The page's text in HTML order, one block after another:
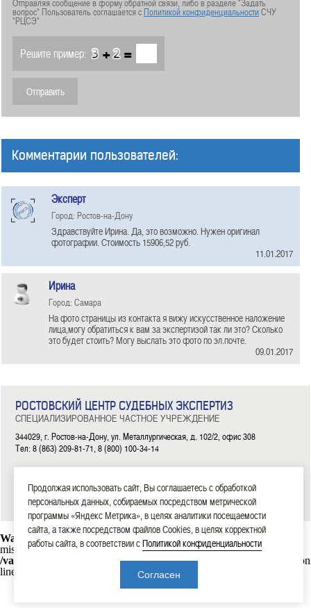
Отправляя сообщение в форму обратной связи, либо в разделе "Задать
вопрос" Пользователь соглашается сПолитикой конфиденциальностиСЧУ
"РЦСЭ"
Решите пример: + =
Комментарии пользователей:
Эксперт
Город: Ростов-на-Дону
Здравствуйте Ирина. Да, это возможно. Нужен оригинал
фотографии. Стоимость 15906,52 руб.
11.01.2017
Ирина
Город: Самара
На фото страницы из контакта я вижу искусственное наложение
лица,могу обратиться к вам за экспертизой так ли это? Сколько
это будет стоить? Могу выслать это фото по эл.почте.
09.01.2017
РОСТОВСКИЙ ЦЕНТР СУДЕБНЫХ ЭКСПЕРТИЗ
СПЕЦИАЛИЗИРОВАННОЕ ЧАСТНОЕ УЧРЕЖДЕНИЕ
344029, г. Ростов-на-Дону, ул. Металлургическая, д. 102/2, офис 308
Тел: 8 (863) 209-81-71, 8 (800) 100-34-14
2006—2026 СЧУ «Ростовский центр судебных экспертиз»
Warning
: mysql_connect(): Headers and client library minor version
mismatch. Headers:101113 Library:30317 in
/var/www/rostexpert.ru/data/www/rostexpert.ru/blocks/db.php
on
line
Продолжая использовать сайт, Вы соглашаетесь с обработкой
персональных данных, собираемых посредством метрической
программы «Яндекс Метрика», в целях аналитики посещаемости
сайта, а также посредством файлов Cookies, в целях корректной
работы сайта, в соответствии сПолитикой конфиденциальности
Согласен